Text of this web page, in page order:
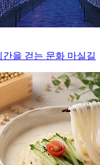
간을 걷는 문화 마실길